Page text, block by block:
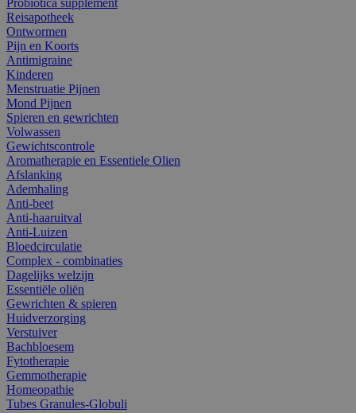
Reisapotheek
Ontwormen
Pijn en Koorts
Antimigraine
Kinderen
Menstruatie Pijnen
Mond Pijnen
Spieren en gewrichten
Volwassen
Gewichtscontrole
Aromatherapie en Essentiele Olien
Afslanking
Ademhaling
Anti-beet
Anti-haaruitval
Anti-Luizen
Bloedcirculatie
Complex - combinaties
Dagelijks welzijn
Essentiële oliën
Gewrichten & spieren
Huidverzorging
Verstuiver
Bachbloesem
Fytotherapie
Gemmotherapie
Homeopathie
Tubes Granules-Globuli